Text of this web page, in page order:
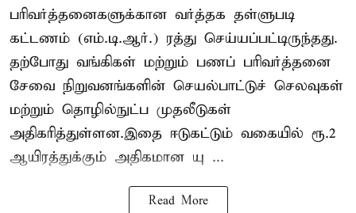
பரிவர்த்தனைகளுக்கான வர்த்தக தள்ளுபடி
கட்டணம் (எம்.டி.ஆர்.) ரத்து செய்யப்பட்டிருந்தது.
தற்போது வங்கிகள் மற்றும் பணப் பரிவர்த்தனை
சேவை நிறுவனங்களின் செயல்பாட்டுச் செலவுகள்
மற்றும் தொழில்நுட்ப முதலீடுகள்
அதிகரித்துள்ளன.இதை ஈடுகட்டும் வகையில் ரூ.2
ஆயிரத்துக்கும் அதிகமான யு ...
Read More